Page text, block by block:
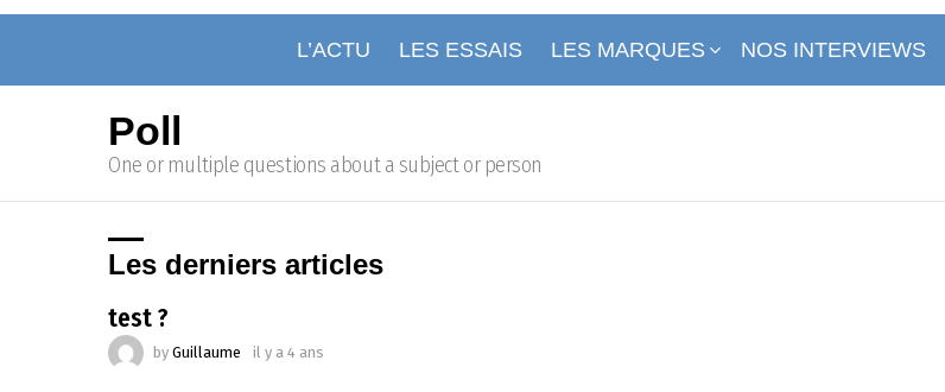
L’ACTU LES ESSAIS LES MARQUES NOS INTERVIEWS
Poll
One or multiple questions about a subject or person
Les derniers articles
test ?
by Guillaume il y a 4 ans